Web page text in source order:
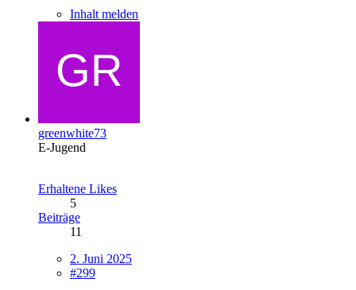
Inhalt melden
greenwhite73
E-Jugend
Erhaltene Likes
5
Beiträge
11
2. Juni 2025
#299